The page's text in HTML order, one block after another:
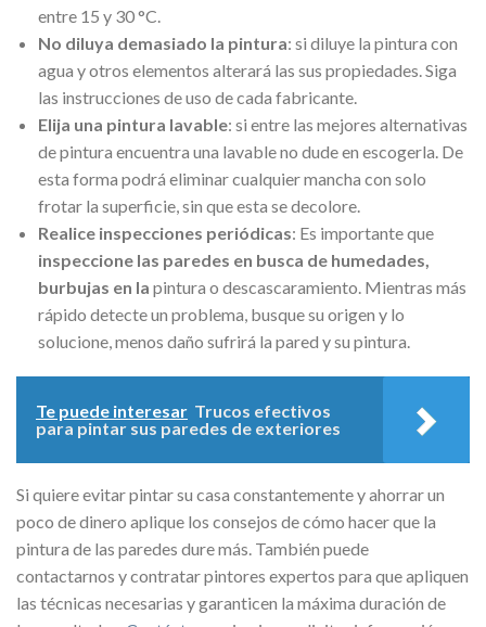
entre 15 y 30 °C.
No diluya demasiado la pintura: si diluye la pintura con
agua y otros elementos alterará las sus propiedades. Siga
las instrucciones de uso de cada fabricante.
Elija una pintura lavable: si entre las mejores alternativas
de pintura encuentra una lavable no dude en escogerla. De
esta forma podrá eliminar cualquier mancha con solo
frotar la superficie, sin que esta se decolore.
Realice inspecciones periódicas: Es importante que
inspeccione las paredes en busca de humedades,
burbujas en la pintura o descascaramiento. Mientras más
rápido detecte un problema, busque su origen y lo
solucione, menos daño sufrirá la pared y su pintura.
Te puede interesar Trucos efectivos
para pintar sus paredes de exteriores
Si quiere evitar pintar su casa constantemente y ahorrar un
poco de dinero aplique los consejos de cómo hacer que la
pintura de las paredes dure más. También puede
contactarnos y contratar pintores expertos para que apliquen
las técnicas necesarias y garanticen la máxima duración de